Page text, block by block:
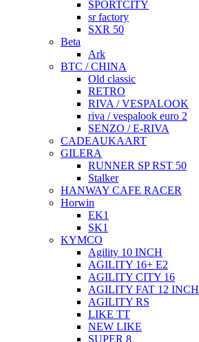
SPORTCITY
sr factory
SXR 50
Beta
Ark
BTC / CHINA
Old classic
RETRO
RIVA / VESPALOOK
riva / vespalook euro 2
SENZO / E-RIVA
CADEAUKAART
GILERA
RUNNER SP RST 50
Stalker
HANWAY CAFE RACER
Horwin
EK1
SK1
KYMCO
Agility 10 INCH
AGILITY 16+ E2
AGILITY CITY 16
AGILITY FAT 12 INCH
AGILITY RS
LIKE TT
NEW LIKE
SUPER 8